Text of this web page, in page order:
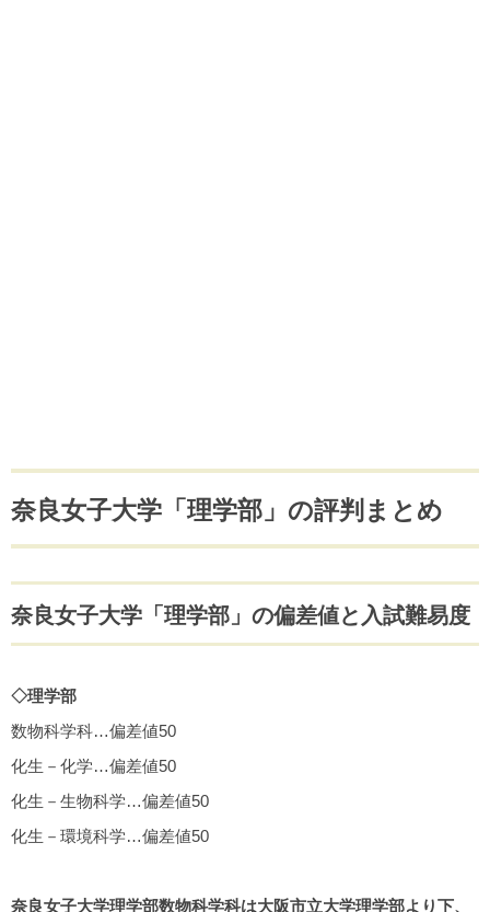
奈良女子大学「理学部」の評判まとめ
奈良女子大学「理学部」の偏差値と入試難易度
◇理学部
数物科学科…偏差値50
化生－化学…偏差値50
化生－生物科学…偏差値50
化生－環境科学…偏差値50
奈良女子大学理学部数物科学科は大阪市立大学理学部より下、